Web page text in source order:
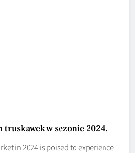
truskawek w sezonie 2024.
in 2024 is poised to experience